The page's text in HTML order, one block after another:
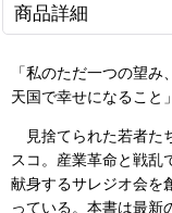
商品詳細
「私のただ一つの望
天国で幸せになること」
見捨てられた若者た
スコ。産業革命と戦乱
献身するサレジオ会を
っている。本書は最新